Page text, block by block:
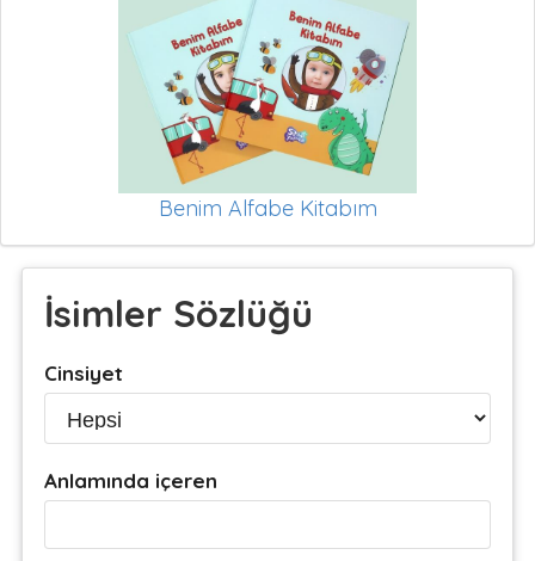
Benim Alfabe Kitabım
İsimler Sözlüğü
Cinsiyet
Anlamında içeren